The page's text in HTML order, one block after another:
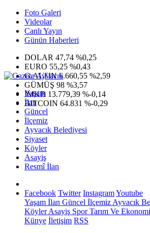
Foto Galeri
Videolar
Canlı Yayın
Günün Haberleri
DOLAR 47,74 %0,25
EURO 55,25 %0,43
G.ALTIN6.660,55 %2,59
GÜMÜŞ 98 %3,57
IMKB 13.779,39 %-0,14
BITCOIN 64.831 %-0,29
Yaşam
İlan
Güncel
İlçemiz
Ayvacık Belediyesi
Siyaset
Köyler
Asayiş
Resmî İlan
Facebook Twitter InstagramYoutube
Yaşam İlan Güncel İlçemiz Ayvacık
KöylerAsayiş SporTarım Ve Ekonomi
Künye İletişim RSS